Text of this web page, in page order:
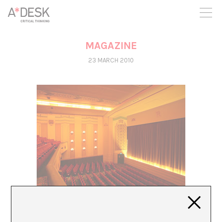
you believe in A*DESK, we need your backing to be able to
continue. You can now participate in the project by supporting
it. You can choose how much you want to contribute to the
You can decide how much you want to bring to the project.
MAGAZINE
23 MARCH 2010